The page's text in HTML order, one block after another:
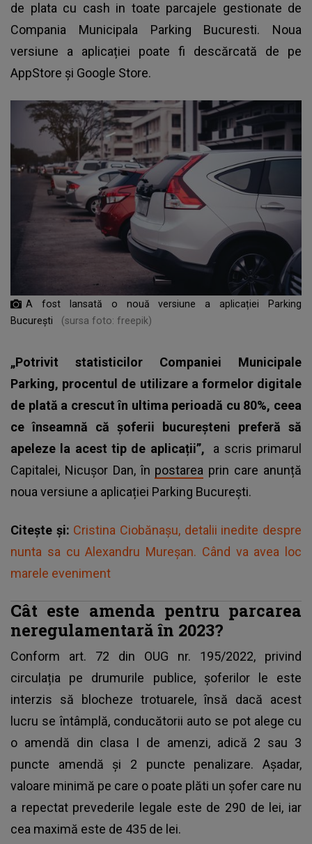
de plata cu cash in toate parcajele gestionate de
Compania Municipala Parking Bucuresti. Noua
versiune a aplicației poate fi descărcată de pe
AppStore şi Google Store.
A fost lansată o nouă versiune a aplicației Parking
București
(sursa foto: freepik)
„Potrivit statisticilor Companiei Municipale
Parking, procentul de utilizare a formelor digitale
de plată a crescut în ultima perioadă cu 80%, ceea
ce înseamnă că șoferii bucureșteni preferă să
apeleze la acest tip de aplicații”, a scris primarul
Capitalei, Nicușor Dan, în postarea prin care anunță
noua versiune a aplicației Parking București.
Citește și: Cristina Ciobănașu, detalii inedite despre
nunta sa cu Alexandru Mureșan. Când va avea loc
marele eveniment
Cât este amenda pentru parcarea
neregulamentară în 2023?
Conform art. 72 din OUG nr. 195/2022, privind
circulația pe drumurile publice, șoferilor le este
interzis să blocheze trotuarele, însă dacă acest
lucru se întâmplă, conducătorii auto se pot alege cu
o amendă din clasa I de amenzi, adică 2 sau 3
puncte amendă și 2 puncte penalizare. Așadar,
valoare minimă pe care o poate plăti un șofer care nu
a repectat prevederile legale este de 290 de lei, iar
cea maximă este de 435 de lei.